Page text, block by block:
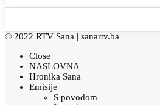
© 2022 RTV Sana | sanartv.ba
Close
NASLOVNA
Hronika Sana
Emisije
S povodom